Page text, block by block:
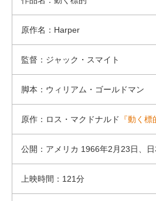
原作名：Harper
監督：ジャック・スマイト
脚本：ウィリアム・ゴールドマン
原作：ロス・マクドナルド 『動く標
公開：アメリカ 1966年2月23日、
上映時間：121分